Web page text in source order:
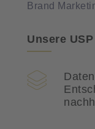
Brand
Unsere USP